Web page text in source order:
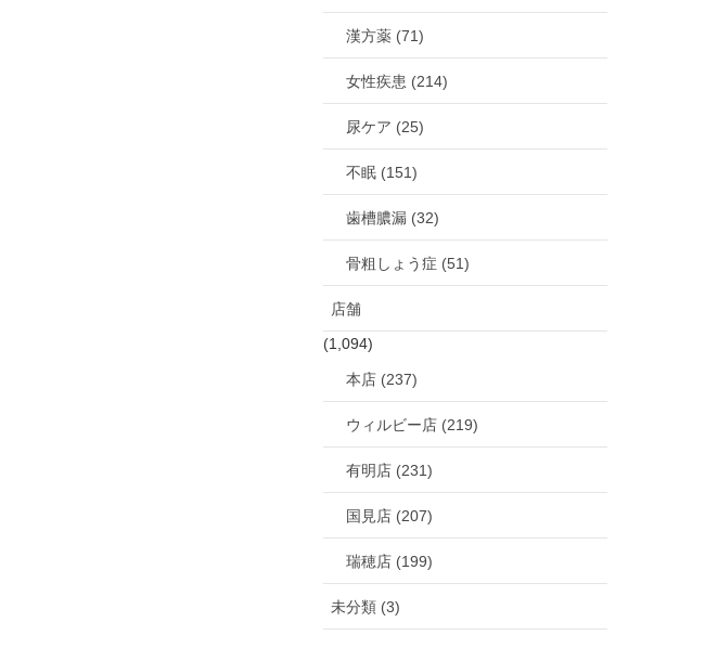
漢方薬 (71)
女性疾患 (214)
尿ケア (25)
不眠 (151)
歯槽膿漏 (32)
骨粗しょう症 (51)
店舗
(1,094)
本店 (237)
ウィルビー店 (219)
有明店 (231)
国見店 (207)
瑞穂店 (199)
未分類 (3)